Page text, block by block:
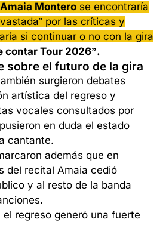
Amaia Montero se encontraría
por las críticas y
si continuar o no con la gira
contar Tour 2026”.
sobre el futuro de la gira
surgieron debates
artística del regreso y
vocales consultados por
en duda el estado
cantante.
además que en
del recital Amaia cedió
y al resto de la banda
regreso generó una fuerte